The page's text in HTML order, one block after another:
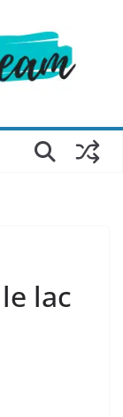
lac